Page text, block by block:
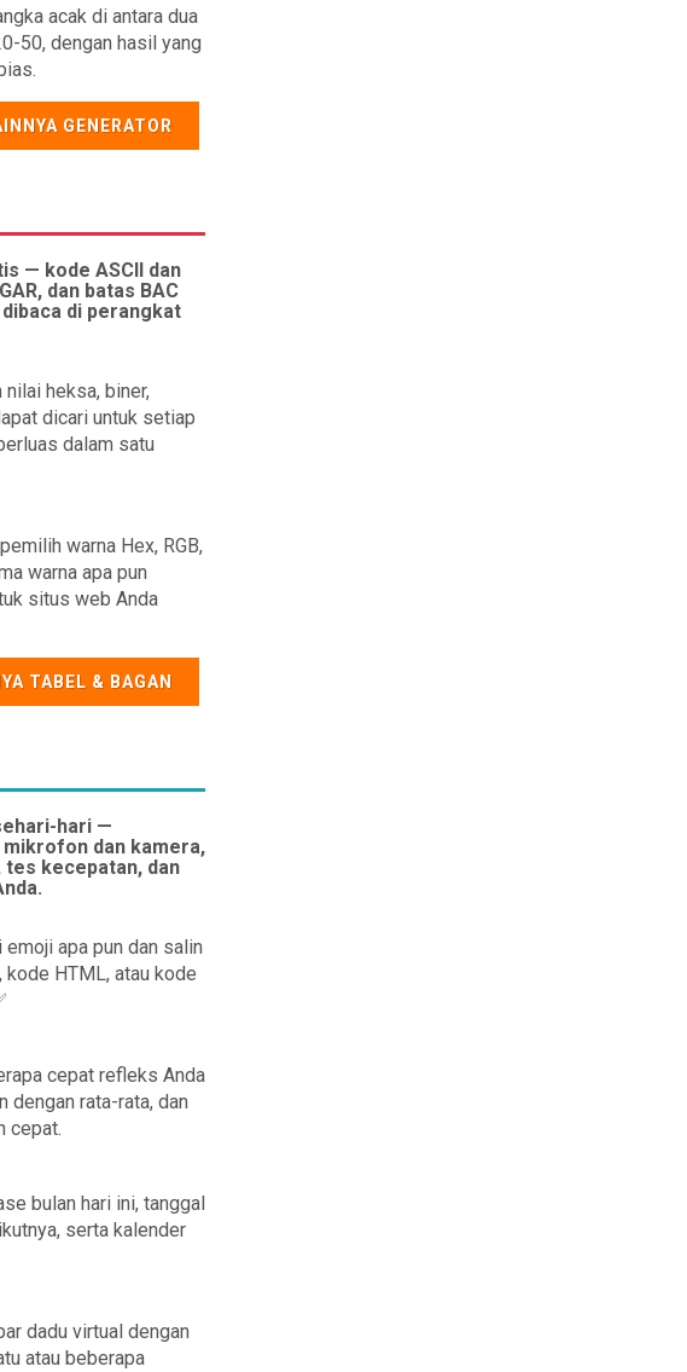
acak di antara dua
50, dengan hasil yang
GENERATOR
— kode ASCII dan
dan batas BAC
di perangkat
heksa, biner,
dicari untuk setiap
dalam satu
warna Hex, RGB,
warna apa pun
situs web Anda
TABEL & BAGAN
hari —
dan kamera,
kecepatan, dan
apa pun dan salin
HTML, atau kode
cepat refleks Anda
dengan rata-rata, dan
cepat.
bulan hari ini, tanggal
serta kalender
dadu virtual dengan
atau beberapa